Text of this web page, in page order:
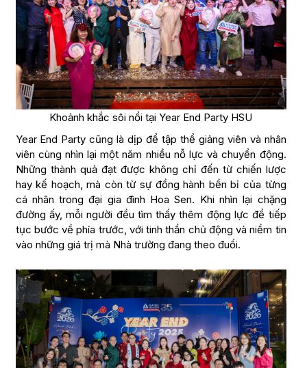
Khoảnh khắc sôi nổi tại Year End Party HSU
Year End Party cũng là dịp để tập thể giảng viên và nhân
viên cùng nhìn lại một năm nhiều nỗ lực và chuyển động.
Những thành quả đạt được không chỉ đến từ chiến lược
hay kế hoạch, mà còn từ sự đồng hành bền bỉ của từng
cá nhân trong đại gia đình Hoa Sen. Khi nhìn lại chặng
đường ấy, mỗi người đều tìm thấy thêm động lực để tiếp
tục bước về phía trước, với tinh thần chủ động và niềm tin
vào những giá trị mà Nhà trường đang theo đuổi.